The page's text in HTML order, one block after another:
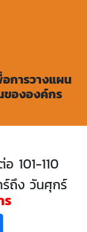
การวางแผน
ขององค์กร
101-110
ร์ถึง วันศุกร์
ร